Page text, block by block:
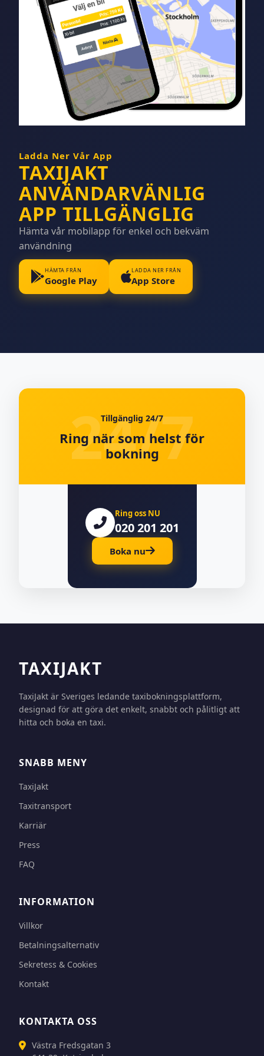
Ladda Ner Vår App
TAXIJAKT
ANVÄNDARVÄNLIG
APP TILLGÄNGLIG
Hämta vår mobilapp för enkel och bekväm
användning
HÄMTA FRÅN
Google Play
LADDA NER FRÅN
App Store
Tillgänglig 24/7
Ring när som helst för
bokning
Ring oss NU
020 201 201
Boka nu
TAXIJAKT
TaxiJakt är Sveriges ledande taxibokningsplattform,
designad för att göra det enkelt, snabbt och pålitligt att
hitta och boka en taxi.
SNABB MENY
TaxiJakt
Taxitransport
Karriär
Press
FAQ
INFORMATION
Villkor
Betalningsalternativ
Sekretess & Cookies
Kontakt
KONTAKTA OSS
Västra Fredsgatan 3